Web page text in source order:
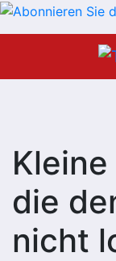
die
nicht